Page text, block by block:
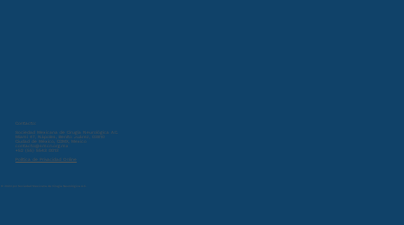
© 2024 por Sociedad Mexicana de Cirugía Neurológica A.C.
Contacto:
Sociedad Mexicana de Cirugía Neurológica A.C.
Miami 47, Nápoles, Benito Juárez, 03810
Ciudad de México, CDMX, Mexico
contacto@smcn.org.mx
+52 (55) 5543 0013
Política de Privacidad Online